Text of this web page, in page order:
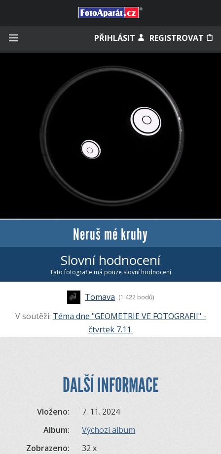
PŘIHLÁSIT REGISTROVAT
Zapomněli jste heslo?
Měli jste účet na starém webu?
Neruš mé kruhy
Slovní hodnocení
Tato fotografie má pouze slovní hodnocení
Tomava (1 422 bodů)
V soutěži: Téma dne "GEOMETRIE VE FOTOGRAFII" -
čtvrtek 7.11.
DALŠÍ INFORMACE
Vloženo:
7. 11. 2024
Album:
Výchozí album
Zobrazeno:
32 x